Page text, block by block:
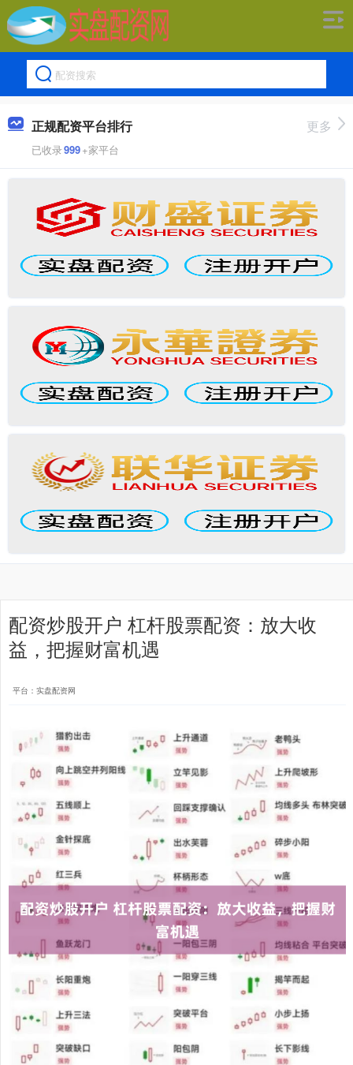
正规配资平台排行
已收录999+家平台
更多
配资炒股开户 杠杆股票配资：放大收
益，把握财富机遇
平台：实盘配资网